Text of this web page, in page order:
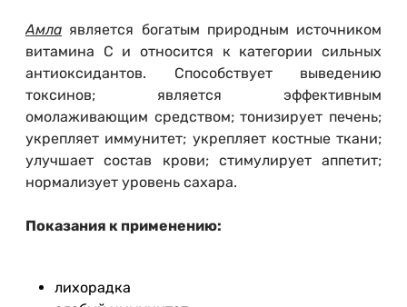
Амла является богатым природным источником
витамина C и относится к категории сильных
антиоксидантов. Способствует выведению
токсинов; является эффективным
омолаживающим средством; тонизирует печень;
укрепляет иммунитет; укрепляет костные ткани;
улучшает состав крови; стимулирует аппетит;
нормализует уровень сахара.
Показания к применению:
лихорадка